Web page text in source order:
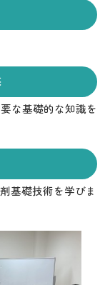
な基礎的な知識を
基礎技術を学びま